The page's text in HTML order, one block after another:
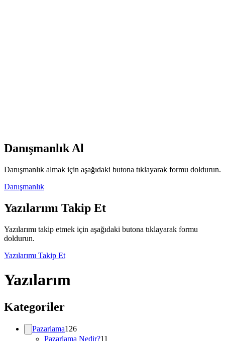
Danışmanlık Al
Danışmanlık almak için aşağıdaki butona tıklayarak formu doldurun.
Danışmanlık
Yazılarımı Takip Et
Yazılarımı takip etmek için aşağıdaki butona tıklayarak formu
doldurun.
Yazılarımı Takip Et
Yazılarım
Kategoriler
Pazarlama126
Pazarlama Nedir?11